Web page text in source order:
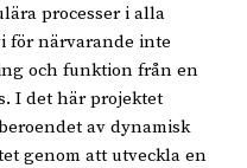
processer i alla
för närvarande inte
och funktion från en
I det här projektet
av dynamisk
genom att utveckla en